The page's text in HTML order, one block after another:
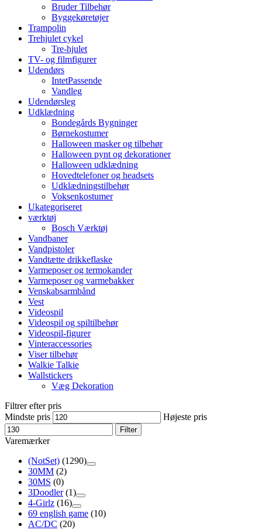
Bruder Tilbehør
Byggekøretøjer
Trampolin
Trehjulet cykel
Tre-hjulet
TV- og filmfigurer
Udendørs
IntetPassende
Vandleg
Udendørsleg
Udklædning
Bondegårds Bygninger
Børnekostumer
Halloween masker og tilbehør
Halloween pynt og dekorationer
Halloween udklædning
Hovedtelefoner og headsets
Udklædningstilbehør
Voksenkostumer
Ukategoriseret
værktøj
Bosch Værktøj
Vandbaner
Vandpistoler
Vandtætte drikkeflaske
Varmeposer og termokander
Varmeposer og varmebakker
Venskabsarmbånd
Vest
Videospil
Videospil og spiltilbehør
Videospil-figurer
Vinteraccessories
Viser tilbehør
Walkie Talkie
Wallstickers
Væg Dekoration
Filtrer efter pris
Mindste pris
Højeste pris
Filter
Varemærker
(NotSet) (1290)
30MM (2)
30MS (0)
3Doodler (1)
4-Girlz (16)
69 english game (10)
AC/DC (20)